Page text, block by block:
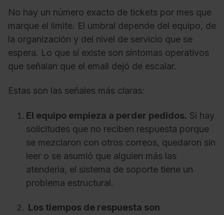
No hay un número exacto de tickets por mes que
marque el límite. El umbral depende del equipo, de
la organización y del nivel de servicio que se
espera. Lo que sí existe son síntomas operativos
que señalan que el email dejó de escalar.
Estas son las señales más claras:
El equipo empieza a perder pedidos. Si hay
solicitudes que no reciben respuesta porque
se mezclaron con otros correos, quedaron sin
leer o se asumió que alguien más las
atendería, el sistema de soporte tiene un
problema estructural.
Los tiempos de respuesta son